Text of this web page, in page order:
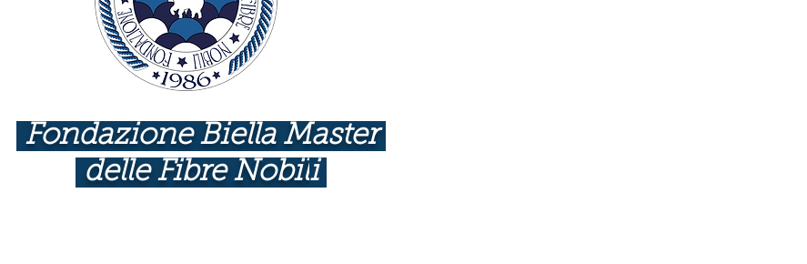
Fondazione Biella Master
delle Fibre Nobili